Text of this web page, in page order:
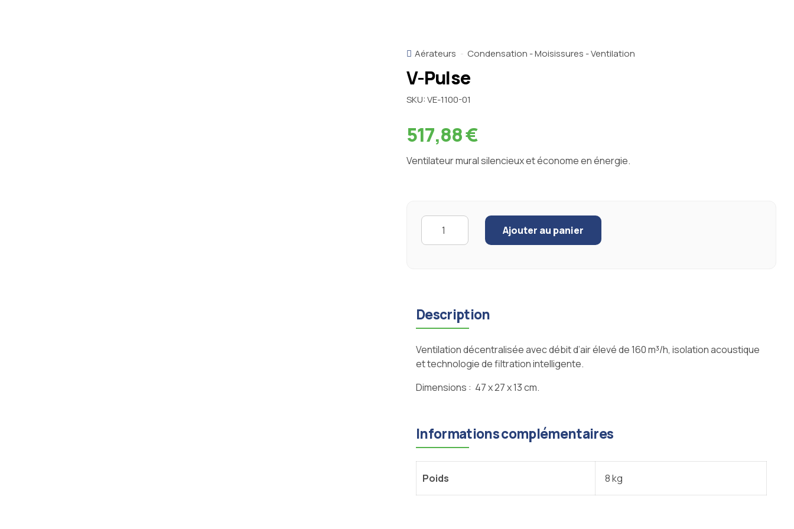
Aérateurs Condensation - Moisissures - Ventilation
V-Pulse
SKU:VE-1100-01
517,88€
Ventilateur mural silencieux et économe en énergie.
Quantity
Ajouter au panier
Description
Ventilation décentralisée avec débit d’air élevé de 160 m³/h, isolation acoustique
et technologie de filtration intelligente.
Dimensions : 47 x 27 x 13 cm.
Informations complémentaires
Poids 8 kg